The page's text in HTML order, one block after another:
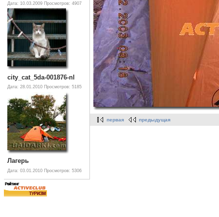
Дата: 10.03.2009 Просмотров: 4907
city_cat_5da-001876-nl
Дата: 28.01.2010 Просмотров: 5185
Лагерь
Дата: 03.01.2010 Просмотров: 5306
первая предыдущая